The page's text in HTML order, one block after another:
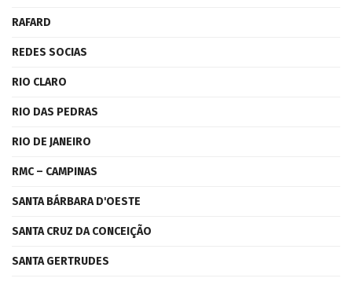
RAFARD
REDES SOCIAS
RIO CLARO
RIO DAS PEDRAS
RIO DE JANEIRO
RMC – CAMPINAS
SANTA BÁRBARA D'OESTE
SANTA CRUZ DA CONCEIÇÃO
SANTA GERTRUDES